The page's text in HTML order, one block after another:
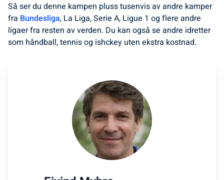
Så ser du denne kampen pluss tusenvis av andre kamper
fra Bundesliga, La Liga, Serie A, Ligue 1 og flere andre
ligaer fra resten av verden. Du kan også se andre idretter
som håndball, tennis og ishckey uten ekstra kostnad.